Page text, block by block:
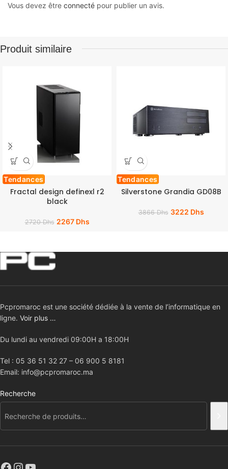
Vous devez être connecté pour publier un avis.
Produit similaire
Tendances
Fractal design definexl r2
black
2720Dhs 2267 Dhs
Tendances
Silverstone Grandia GD08B
3866Dhs 3222 Dhs
Pcpromaroc est une société dédiée à la vente de l’informatique en
ligne. Voir plus …
Du lundi au vendredi 09:00H a 18:00H
Tel : 05 36 51 32 27 – 06 900 5 8181
Email: info@pcpromaroc.ma
Recherche